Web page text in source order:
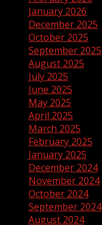
January 2026
December 2025
October 2025
September 2025
August 2025
July 2025
June 2025
May 2025
April 2025
March 2025
February 2025
January 2025
December 2024
November 2024
October 2024
September 2024
August 2024